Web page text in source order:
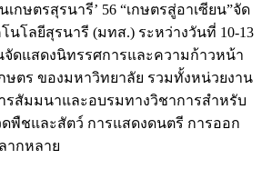
กษตรสุรนารี’ 56 “เกษตรสู่อาเซียน”จัด
นโลยีสุรนารี (มทส.) ระหว่างวันที่ 10-13
จัดแสดงนิทรรศการและความก้าวหน้า
ษตร ของมหาวิทยาลัย รวมทั้งหน่วยงาน
รสัมมนาและอบรมทางวิชาการสำหรับ
ดพืชและสัตว์ การแสดงดนตรี การออก
ากหลาย